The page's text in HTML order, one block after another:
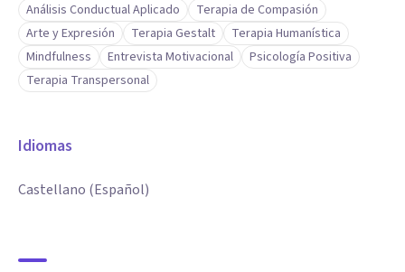
Análisis Conductual Aplicado
Terapia de Compasión
Arte y Expresión
Terapia Gestalt
Terapia Humanística
Mindfulness
Entrevista Motivacional
Psicología Positiva
Terapia Transpersonal
Idiomas
Castellano (Español)